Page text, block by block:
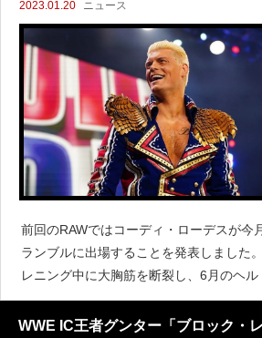
2023.01.20 ニュース
前回のRAWではコーディ・ローデスが今
ランブルに出場することを発表しました
レニング中に大胸筋を断裂し、6月のヘル
後に欠場していました。『WrestleVotes
ライズでロイヤルランブルに復帰するの
WWE IC王者グンター「ブロック・